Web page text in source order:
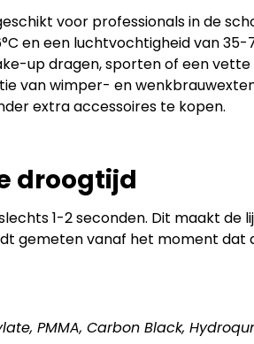
voor professionals in de
en een luchtvochtigheid van 35-
up dragen, sporten of een vette
van wimper- en
extra accessoires te kopen.
droogtijd
1-2 seconden. Dit maakt
gemeten vanaf het moment dat
PMMA, Carbon Black,